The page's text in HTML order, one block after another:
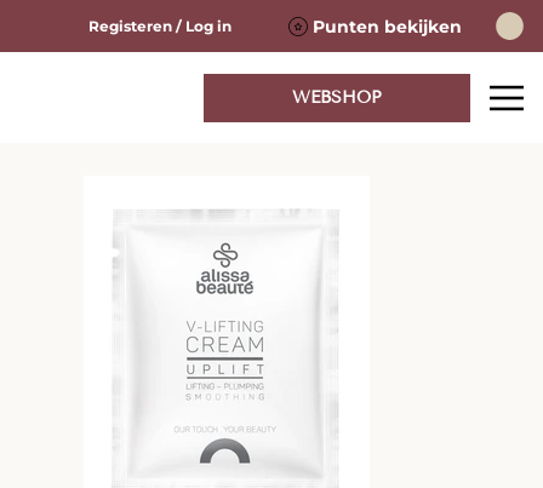
Punten bekijken
Registeren / Log in
WEBSHOP